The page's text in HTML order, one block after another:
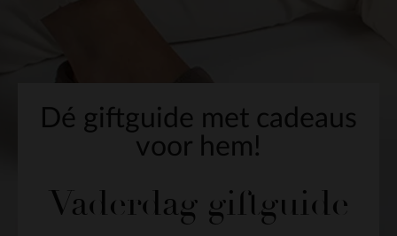
Dé giftguide met cadeaus
voor hem!
Vaderdag giftguide